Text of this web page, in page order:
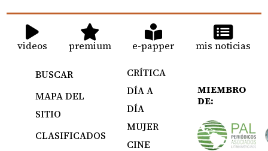
videos premium e-papper mis noticias
BUSCAR
MAPA DEL
SITIO
CLASIFICADOS
CRÍTICA
DÍA A
DÍA
MUJER
CINE
MIEMBRO
DE: